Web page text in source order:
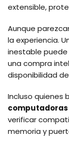
extensible,
Aunque
la experiencia.
inestable puede
una compra
disponibilidad
Incluso quienes
computadoras
verificar
memoria y